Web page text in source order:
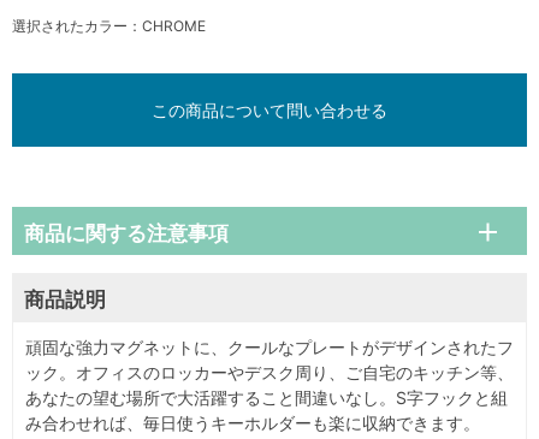
選択されたカラー：CHROME
この商品について問い合わせる
商品説明
頑固な強力マグネットに、クールなプレートがデザインされたフ
ック。オフィスのロッカーやデスク周り、ご自宅のキッチン等、
あなたの望む場所で大活躍すること間違いなし。S字フックと組
み合わせれば、毎日使うキーホルダーも楽に収納できます。
商品に関する注意事項